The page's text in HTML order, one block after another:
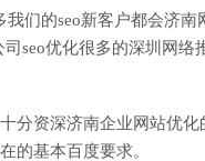
们的seo新客户都会济
seo优化很多的深圳网
分资深济南企业网站优
的基本百度要求。